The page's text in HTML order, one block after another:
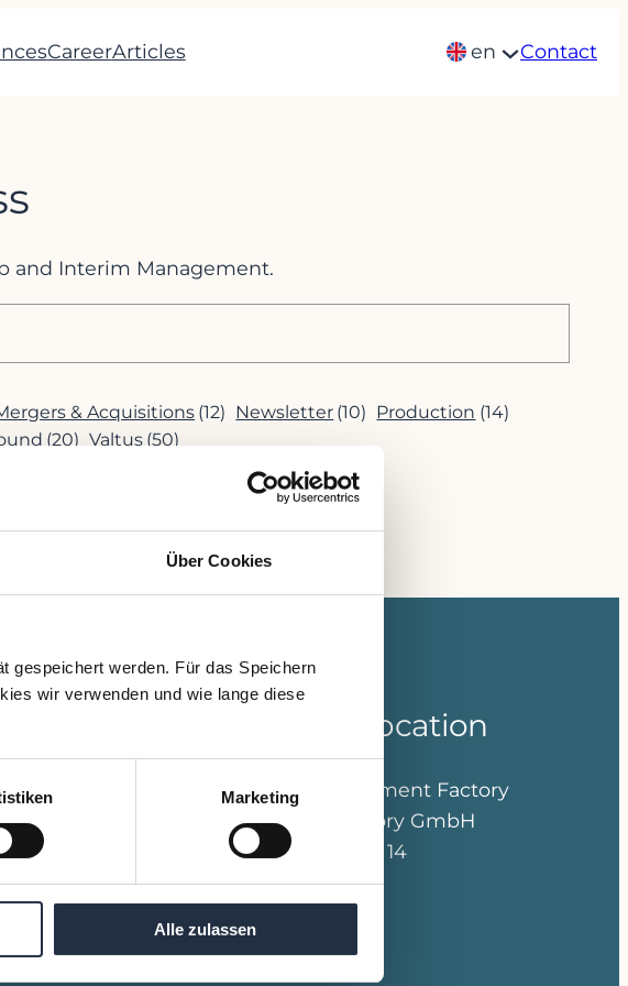
Über Cookies
gespeichert werden. Für das Speichern
wir verwenden und wie lange diese
Marketing
Alle zulassen
CareerArticles en Contact
and Interim Management.
& Acquisitions (12) Newsletter (10) Production (14)
(20) Valtus (50)
Our office location
VALTUS Management Factory
Corporate Advisory GmbH
Lothringerstraße 14
1030 Wien
+43 12 62 22 20